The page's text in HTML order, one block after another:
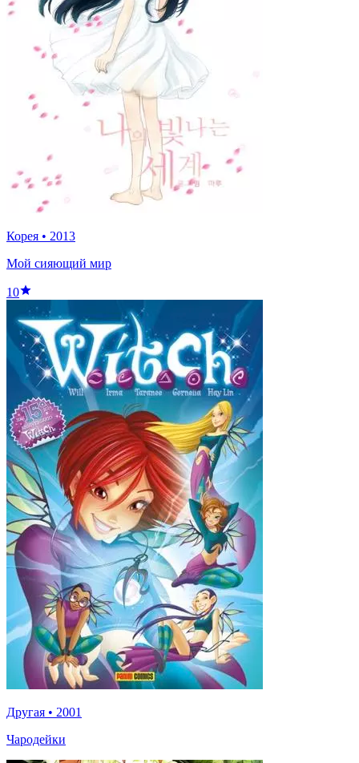
Корея • 2013
Мой сияющий мир
10
Другая • 2001
Чародейки